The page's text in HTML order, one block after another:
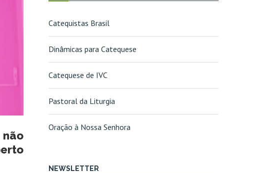
Catequistas Brasil
Dinâmicas para Catequese
Catequese de IVC
Pastoral da Liturgia
Oração à Nossa Senhora
NEWSLETTER